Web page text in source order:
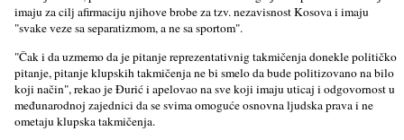
imaju za cilј afirmaciju njihove brobe za tzv. nezavisnost Kosova i imaju
"svake veze sa separatizmom, a ne sa sportom".
"Čak i da uzmemo da je pitanje reprezentativnig takmičenja donekle političko
pitanje, pitanje klupskih takmičenja ne bi smelo da bude politizovano na bilo
koji način", rekao je Đurić i apelovao na sve koji imaju uticaj i odgovornost u
međunarodnoj zajednici da se svima omoguće osnovna lјudska prava i ne
ometaju klupska takmičenja.